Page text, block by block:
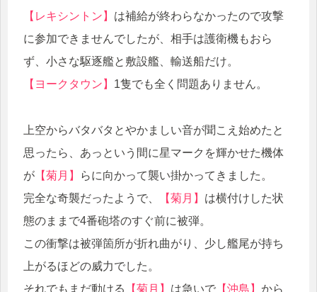
【レキシントン】 は補給が終わらなかったので攻撃
に参加できませんでしたが、相手は護衛機もおら
ず、小さな駆逐艦と敷設艦、輸送船だけ。
【ヨークタウン】 1隻でも全く問題ありません。
上空からバタバタとやかましい音が聞こえ始めたと
思ったら、あっという間に星マークを輝かせた機体
が 【菊月】
らに向かって襲い掛かってきました。
完全な奇襲だったようで、
【菊月】 は横付けした状
態のままで4番砲塔のすぐ前に被弾。
この衝撃は被弾箇所が折れ曲がり、少し艦尾が持ち
上がるほどの威力でした。
それでもまだ動ける
【菊月】 は急いで 【沖島】 から